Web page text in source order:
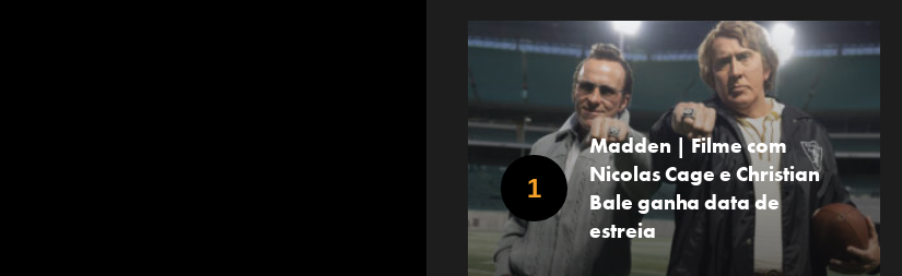
Madden | Filme com
Nicolas Cage e Christian
Bale ganha data de
estreia